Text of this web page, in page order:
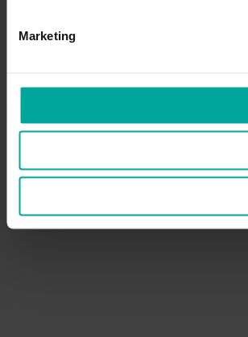
Marketing